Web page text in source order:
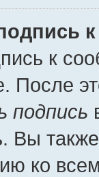
к
После
подпись
Вы
ко